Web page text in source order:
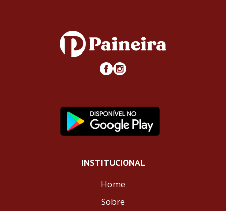
INSTITUCIONAL
Home
Sobre